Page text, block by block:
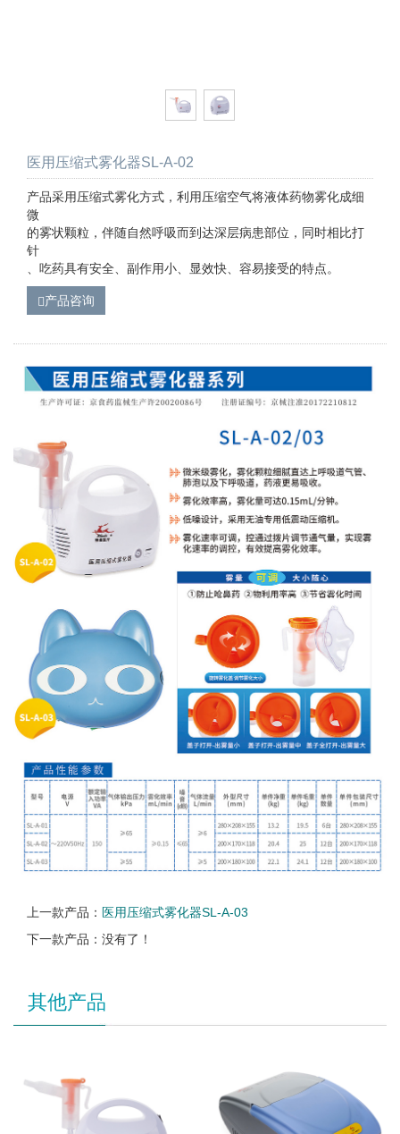
医用压缩式雾化器SL-A-02
产品采用压缩式雾化方式，利用压缩空气将液体药物雾化成细
微
的雾状颗粒，伴随自然呼吸而到达深层病患部位，同时相比打
针
、吃药具有安全、副作用小、显效快、容易接受的特点。
产品咨询
上一款产品： 医用压缩式雾化器SL-A-03
下一款产品：没有了！
其他产品